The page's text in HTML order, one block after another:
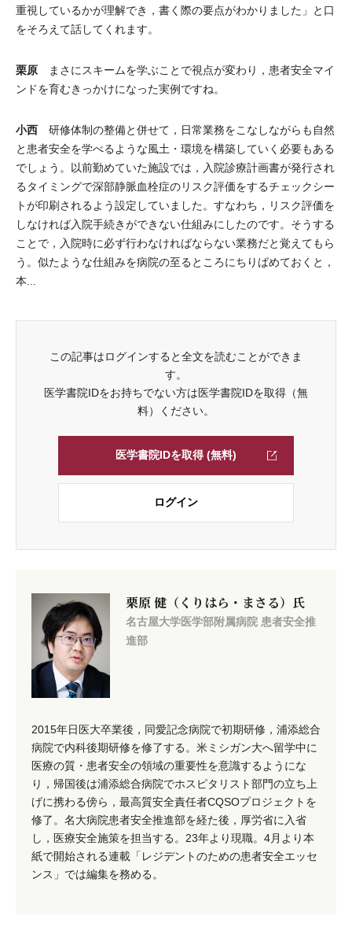
重視しているかが理解でき，書く際の要点がわかりました」と口
をそろえて話してくれます。
栗原 まさにスキームを学ぶことで視点が変わり，患者安全マイ
ンドを育むきっかけになった実例ですね。
小西 研修体制の整備と併せて，日常業務をこなしながらも自然
と患者安全を学べるような風土・環境を構築していく必要もある
でしょう。以前勤めていた施設では，入院診療計画書が発行され
るタイミングで深部静脈血栓症のリスク評価をするチェックシー
トが印刷されるよう設定していました。すなわち，リスク評価を
しなければ入院手続きができない仕組みにしたのです。そうする
ことで，入院時に必ず行わなければならない業務だと覚えてもら
う。似たような仕組みを病院の至るところにちりばめておくと，
本...
この記事はログインすると全文を読むことができま
す。
医学書院IDをお持ちでない方は医学書院IDを取得（無
料）ください。
医学書院IDを取得 (無料)
ログイン
栗原 健（くりはら・まさる）氏
名古屋大学医学部附属病院 患者安全推
進部
2015年日医大卒業後，同愛記念病院で初期研修，浦添総合
病院で内科後期研修を修了する。米ミシガン大へ留学中に
医療の質・患者安全の領域の重要性を意識するようにな
り，帰国後は浦添総合病院でホスピタリスト部門の立ち上
げに携わる傍ら，最高質安全責任者CQSOプロジェクトを
修了。名大病院患者安全推進部を経た後，厚労省に入省
し，医療安全施策を担当する。23年より現職。4月より本
紙で開始される連載「レジデントのための患者安全エッセ
ンス」では編集を務める。